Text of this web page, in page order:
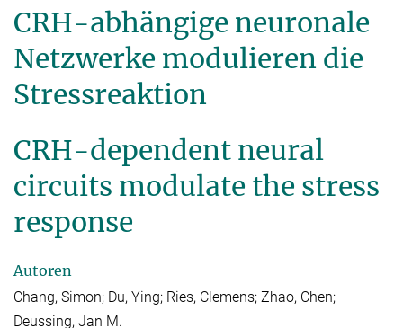
CRH-abhängige neuronale
Netzwerke modulieren die
Stressreaktion
CRH-dependent neural
circuits modulate the stress
response
Autoren
Chang, Simon; Du, Ying; Ries, Clemens; Zhao, Chen;
Deussing, Jan M.